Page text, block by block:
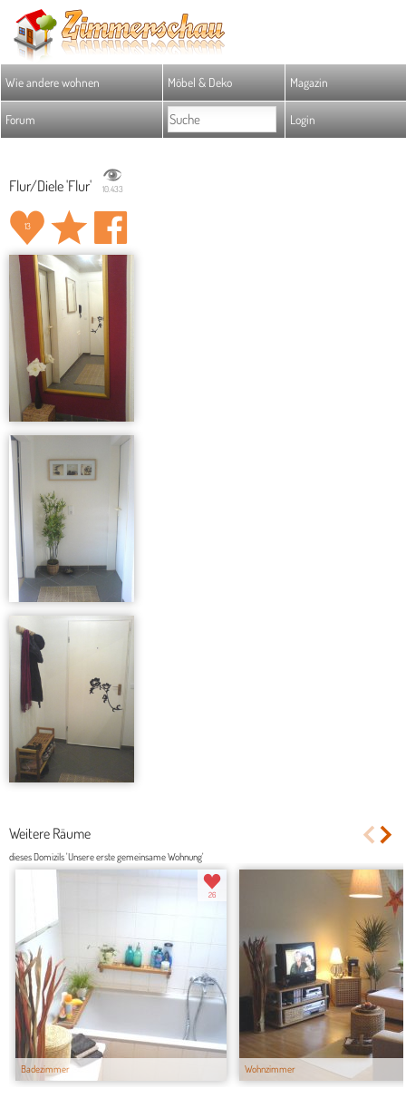
Wie andere wohnen Möbel & Deko Magazin
Forum Login
Flur/Diele 'Flur' 10.433
13
Weitere Räume
dieses Domizils 'Unsere erste gemeinsame Wohnung'
Badezimmer
26
Wohnzimmer